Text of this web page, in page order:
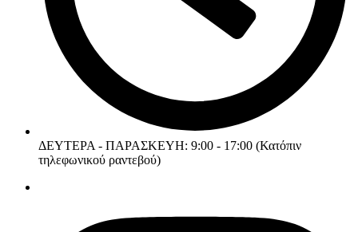
ΔΕΥΤΕΡΑ - ΠΑΡΑΣΚΕΥΗ: 9:00 - 17:00 (Κατόπιν
τηλεφωνικού ραντεβού)